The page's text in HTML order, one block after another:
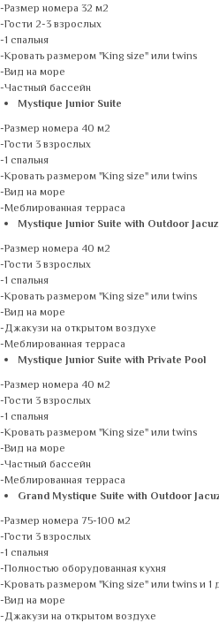
-Размер номера 32 м2
-Гости 2-3 взрослых
-1 спальня
-Кровать размером "King size" или twins
-Вид на море
-Частный бассейн
Mystique Junior Suite
-Размер номера 40 м2
-Гости 3 взрослых
-1 спальня
-Кровать размером "King size" или twins
-Вид на море
-Меблированная терраса
Mystique Junior Suite with Outdoor
-Размер номера 40 м2
-Гости 3 взрослых
-1 спальня
-Кровать размером "King size" или twins
-Вид на море
-Джакузи на открытом воздухе
-Меблированная терраса
Mystique Junior Suite with Private Pool
-Размер номера 40 м2
-Гости 3 взрослых
-1 спальня
-Кровать размером "King size" или twins
-Вид на море
-Частный бассейн
-Меблированная терраса
Grand Mystique Suite with Outdoor
-Размер номера 75-100 м2
-Гости 3 взрослых
-1 спальня
-Полностью оборудованная кухня
-Кровать размером "King size" или twins и 1
-Вид на море
-Джакузи на открытом воздухе